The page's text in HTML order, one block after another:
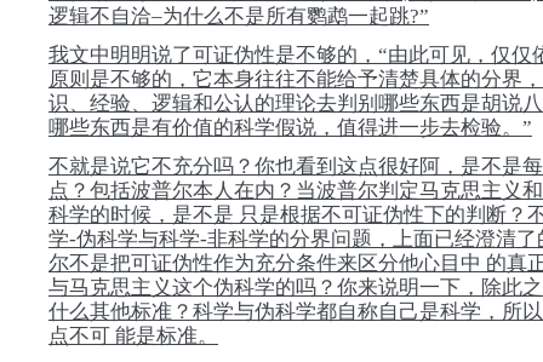
逻辑不自洽–为什么不是所有鹦鹉一起跳?”
我文中明明说了可证伪性是不够的，“由此可见，仅仅
原则是不够的，它本身往往不能给予清楚具体的分界
识、经验、逻辑和公认的理论去判别哪些东西是胡说
哪些东西是有价值的科学假说，值得进一步去检验。”
不就是说它不充分吗？你也看到这点很好阿，是不是
点？包括波普尔本人在内？当波普尔判定马克思主义
科学的时候，是不是 只是根据不可证伪性下的判断？
学-伪科学与科学-非科学的分界问题，上面已经澄清
尔不是把可证伪性作为充分条件来区分他心目中 的真
与马克思主义这个伪科学的吗？你来说明一下，除此
什么其他标准？科学与伪科学都自称自己是科学，所
点不可 能是标准。